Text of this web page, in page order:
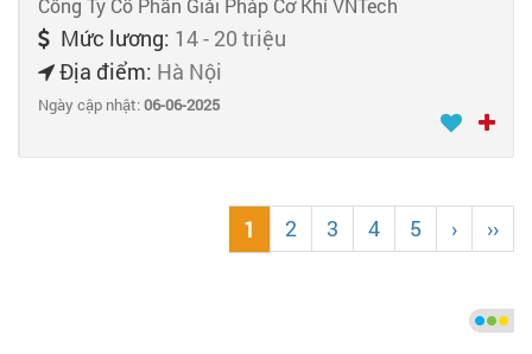
Công Ty Cổ Phần Giải Pháp Cơ Khí VNTech
Mức lương: 14 - 20 triệu
Địa điểm: Hà Nội
Ngày cập nhật:06-06-2025
1 2 3 4 5 › ››